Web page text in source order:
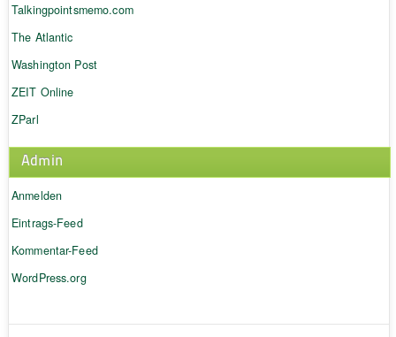
Talkingpointsmemo.com
The Atlantic
Washington Post
ZEIT Online
ZParl
Admin
Anmelden
Eintrags-Feed
Kommentar-Feed
WordPress.org